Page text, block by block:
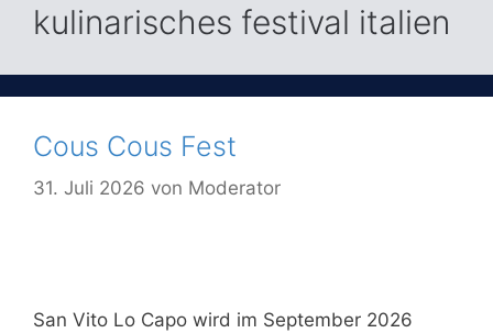
kulinarisches festival italien
Cous Cous Fest
31. Juli 2026 von Moderator
San Vito Lo Capo wird im September 2026